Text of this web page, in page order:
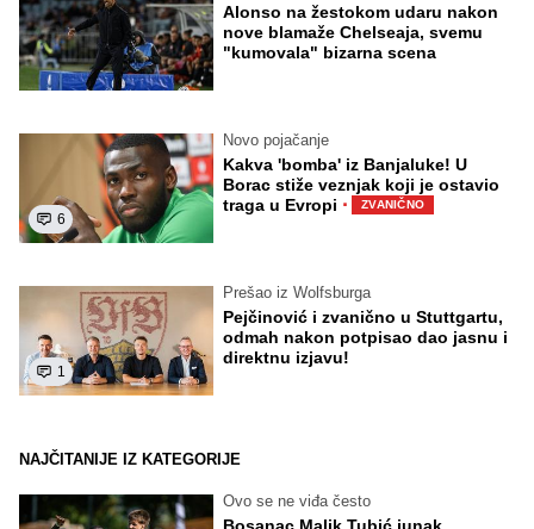
Alonso na žestokom udaru nakon
nove blamaže Chelseaja, svemu
"kumovala" bizarna scena
6
Novo pojačanje
Kakva 'bomba' iz Banjaluke! U
Borac stiže veznjak koji je ostavio
traga u Evropi · ZVANIČNO
1
Prešao iz Wolfsburga
Pejčinović i zvanično u Stuttgartu,
odmah nakon potpisao dao jasnu i
direktnu izjavu!
NAJČITANIJE IZ KATEGORIJE
Ovo se ne viđa često
Bosanac Malik Tubić junak